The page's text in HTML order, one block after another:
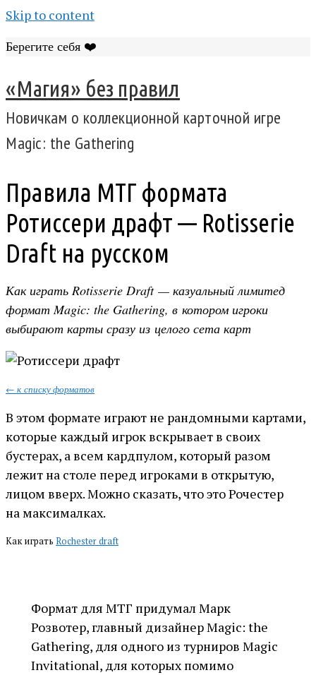
Skip to content
Берегите себя ❤️
«Магия» без правил
Новичкам о коллекционной карточной игре
Magic: the Gathering
Правила МТГ формата
Ротиссери драфт — Rotisserie
Draft на русском
Как играть Rotisserie Draft — казуальный лимитед
формат Magic: the Gathering, в котором игроки
выбирают карты сразу из целого сета карт
← к списку форматов
В этом формате играют не рандомными картами,
которые каждый игрок вскрывает в своих
бустерах, а всем кардпулом, который разом
лежит на столе перед игроками в открытую,
лицом вверх. Можно сказать, что это Рочестер
на максималках.
Как играть Rochester draft
Формат для МТГ придумал Марк
Розвотер, главный дизайнер Magic: the
Gathering, для одного из турниров Magic
Invitational, для которых помимо